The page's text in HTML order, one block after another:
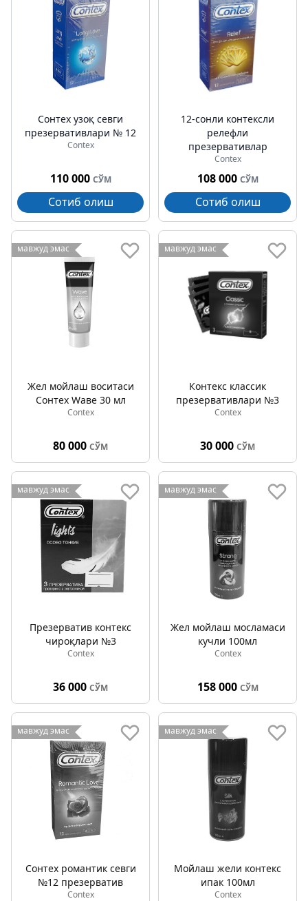
Cонтех узоқ севги
презервативлари № 12
Contex
110 000 СЎМ
Сотиб олиш
12-сонли контексли
релефли
презервативлар
Contex
108 000 СЎМ
Сотиб олиш
мавжуд эмас
Жел мойлаш воситаси
Cонтех Wаве 30 мл
Contex
80 000 СЎМ
мавжуд эмас
Контекс классик
презервативлари №3
Contex
30 000 СЎМ
мавжуд эмас
Презерватив контекс
чироқлари №3
Contex
36 000 СЎМ
мавжуд эмас
Жел мойлаш мосламаси
кучли 100мл
Contex
158 000 СЎМ
мавжуд эмас
Cонтех романтик севги
№12 презерватив
Contex
мавжуд эмас
Мойлаш жели контекс
ипак 100мл
Contex